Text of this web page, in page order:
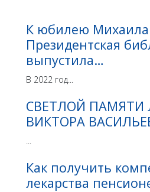
К юбилею Михаила
Президентская
выпустила…
В 2022 год...
СВЕТЛОЙ ПАМЯТИ
ВИКТОРА
...
Как получить
лекарства